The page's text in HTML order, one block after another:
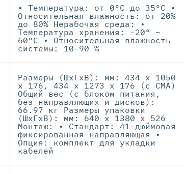
• Температура: от 0ºC до 35ºC •
Относительная влажность: от 20%
до 80% Нерабочая среда: •
Температура хранения: -20° ~
60°C • Относительная влажность
системы: 10–90 %
Размеры (ШхГхВ): мм: 434 x 1050
x 176, 434 x 1273 x 176 (с CMA)
Общий вес (с блоком питания,
без направляющих и дисков):
66.97 кг Размеры упаковки
(ШхГхВ): мм: 640 x 1380 x 526
Монтаж: • Стандарт: 41-дюймовая
фиксированная направляющая •
Опция: комплект для укладки
кабелей